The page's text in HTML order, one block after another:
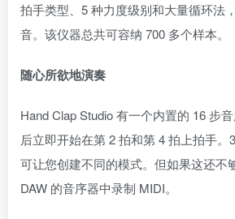
拍手类型、5 种力度级别和大量循环法
音。该仪器总共可容纳 700 多个样本。
随心所欲地演奏
Hand Clap Studio 有一个内置的 16 步
后立即开始在第 2 拍和第 4 拍上拍手。
可让您创建不同的模式。但如果这还不
DAW 的音序器中录制 MIDI。